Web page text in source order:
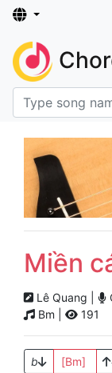
Miền
Lê Quang |
Bm |
191
b [Bm]